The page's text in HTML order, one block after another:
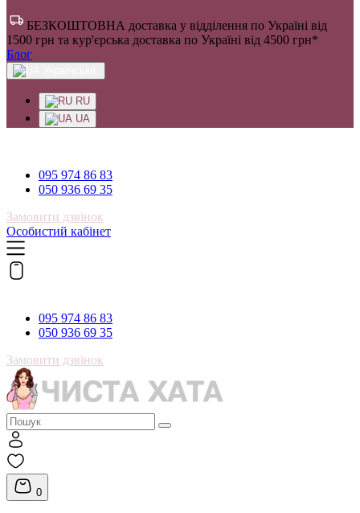
БЕЗКОШТОВНА доставка у відділення по Україні від
1500 грн та кур'єрська доставка по Україні від 4500 грн*
Блог
RU
UA
095 974 86 83
050 936 69 35
Замовити дзвінок
Особистий кабінет
095 974 86 83
050 936 69 35
Замовити дзвінок
0